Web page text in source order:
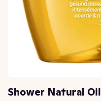
Shower Natural Oil